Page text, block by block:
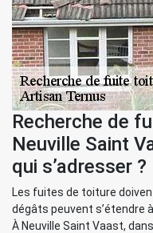
Recherche de
Neuville Saint
qui s’adresser ?
Les fuites de toiture
dégâts peuvent s’étendre
À Neuville Saint Vaast,